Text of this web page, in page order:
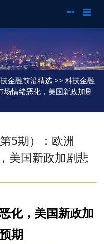
金融前沿精选 >> 科技金融
场情绪恶化，美国新政加剧
5期）：欧洲
美国新政加剧悲
化，美国新政加
期